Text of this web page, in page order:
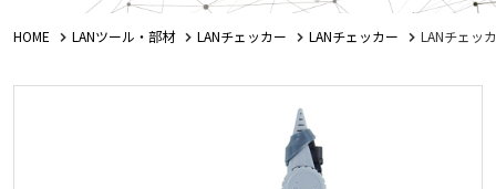
HOME LANツール・部材 LANチェッカー LANチェッカー LANチェッ